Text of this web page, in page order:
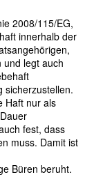
2008/115/EG,
innerhalb der
und legt auch
sicherzustellen.
Haft nur als
fest, dass
muss. Damit ist
Büren beruht.